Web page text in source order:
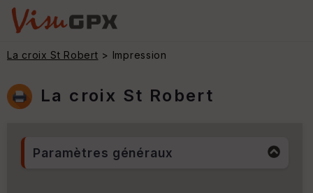
La croix St Robert > Impression
La croix St Robert
Paramètres généraux